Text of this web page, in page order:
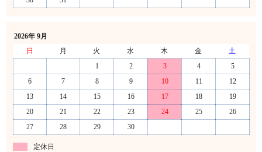
2026年 9月
日
月 火 水 木 金
土
1
2 3 4
5
6
7 8 9 10 11
12
13
14 15 16 17 18
19
20
21 22 23 24 25
26
27
28 29 30
定休日